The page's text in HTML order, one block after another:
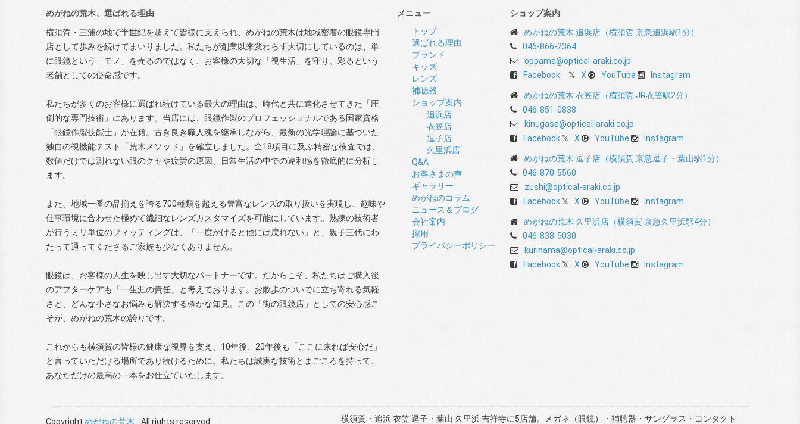
めがねの荒木、選ばれる理由
横須賀・三浦の地で半世紀を超えて皆様に支えられ、めがねの荒木は地域密着の眼鏡専門
店として歩みを続けてまいりました。私たちが創業以来変わらず大切にしているのは、単
に眼鏡という「モノ」を売るのではなく、お客様の大切な「視生活」を守り、彩るという
老舗としての使命感です。
私たちが多くのお客様に選ばれ続けている最大の理由は、時代と共に進化させてきた「圧
倒的な専門技術」にあります。当店には、眼鏡作製のプロフェッショナルである国家資格
「眼鏡作製技能士」が在籍。古き良き職人魂を継承しながら、最新の光学理論に基づいた
独自の視機能テスト「荒木メソッド」を確立しました。全18項目に及ぶ精密な検査では、
数値だけでは測れない眼のクセや疲労の原因、日常生活の中での違和感を徹底的に分析し
ます。
また、地域一番の品揃えを誇る700種類を超える豊富なレンズの取り扱いを実現し、趣味や
仕事環境に合わせた極めて繊細なレンズカスタマイズを可能にしています。熟練の技術者
が行うミリ単位のフィッティングは、「一度かけると他には戻れない」と、親子三代にわ
たって通ってくださるご家族も少なくありません。
眼鏡は、お客様の人生を映し出す大切なパートナーです。だからこそ、私たちはご購入後
のアフターケアも「一生涯の責任」と考えております。お散歩のついでに立ち寄れる気軽
さと、どんな小さなお悩みも解決する確かな知見。この「街の眼鏡店」としての安心感こ
そが、めがねの荒木の誇りです。
これからも横須賀の皆様の健康な視界を支え、10年後、20年後も「ここに来れば安心だ」
と言っていただける場所であり続けるために。私たちは誠実な技術とまごころを持って、
あなただけの最高の一本をお仕立ていたします。
メニュー
トップ
選ばれる理由
ブランド
キッズ
レンズ
補聴器
ショップ案内
追浜店
衣笠店
逗子店
久里浜店
Q&A
お客さまの声
ギャラリー
めがねのコラム
ニュース＆ブログ
会社案内
採用
プライバシーポリシー
ショップ案内
めがねの荒木 追浜店（横須賀 京急追浜駅1分）
046-866-2364
oppama@optical-araki.co.jp
Facebook
X YouTube Instagram
めがねの荒木 衣笠店（横須賀 JR衣笠駅2分）
046-851-0838
kinugasa@optical-araki.co.jp
Facebook
X YouTube Instagram
めがねの荒木 逗子店（横須賀 京急逗子・葉山駅1分）
046-870-5560
zushi@optical-araki.co.jp
Facebook
X YouTube Instagram
めがねの荒木 久里浜店（横須賀 京急久里浜駅4分）
046-838-5030
kurihama@optical-araki.co.jp
Facebook
X YouTube Instagram
Copyright めがねの荒木 - All rights reserved. 横須賀・追浜 衣笠 逗子・葉山 久里浜 吉祥寺に5店舗。メガネ（眼鏡）・補聴器・サングラス・コンタクト